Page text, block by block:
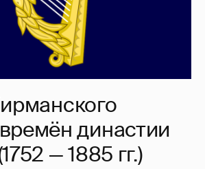
династии
— 1885 гг.)